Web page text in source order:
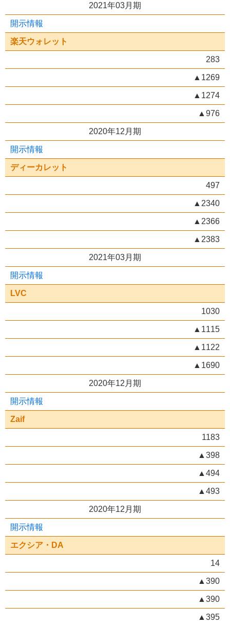
2021年03月期
開示情報
楽天ウォレット
283
▲1269
▲1274
▲976
2020年12月期
開示情報
ディーカレット
497
▲2340
▲2366
▲2383
2021年03月期
開示情報
LVC
1030
▲1115
▲1122
▲1690
2020年12月期
開示情報
Zaif
1183
▲398
▲494
▲493
2020年12月期
開示情報
エクシア・DA
14
▲390
▲390
▲395